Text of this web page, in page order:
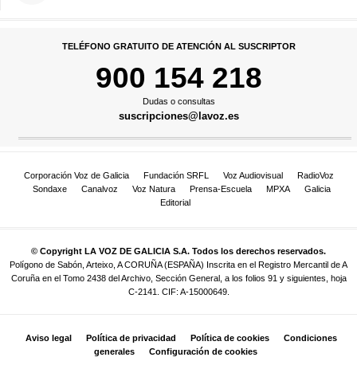
TELÉFONO GRATUITO DE ATENCIÓN AL SUSCRIPTOR
900 154 218
Dudas o consultas
suscripciones@lavoz.es
Corporación Voz de Galicia Fundación SRFL Voz Audiovisual
RadioVoz
Sondaxe
Canalvoz Voz Natura Prensa-Escuela MPXA
Galicia
Editorial
© Copyright LA VOZ DE GALICIA S.A. Todos los derechos reservados.
Polígono de Sabón, Arteixo, A CORUÑA (ESPAÑA) Inscrita en el Registro Mercantil de A
Coruña en el Tomo 2438 del Archivo, Sección General, a los folios 91 y siguientes, hoja
C-2141. CIF: A-15000649.
Aviso legal Política de privacidad Política de cookies
Condiciones
generales
Configuración de cookies